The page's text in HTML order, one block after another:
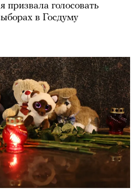
голосовать
в Госдуму